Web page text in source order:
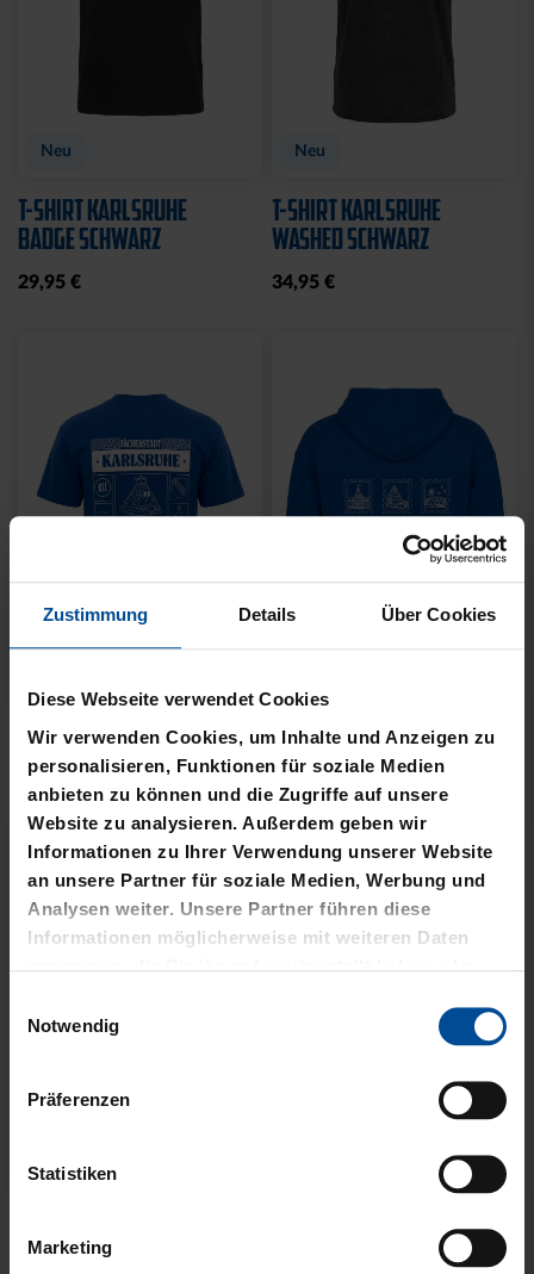
Zustimmung Details Über Cookies
Diese Webseite verwendet Cookies
Wir verwenden Cookies, um Inhalte und Anzeigen zu
personalisieren, Funktionen für soziale Medien
anbieten zu können und die Zugriffe auf unsere
Website zu analysieren. Außerdem geben wir
Informationen zu Ihrer Verwendung unserer Website
an unsere Partner für soziale Medien, Werbung und
Analysen weiter. Unsere Partner führen diese
Informationen möglicherweise mit weiteren Daten
gesammelt haben.
Notwendig
Präferenzen
Statistiken
Marketing
Neu
T-SHIRT KARLSRUHE
BADGE SCHWARZ
29,95 €
Neu
T-SHIRT KARLSRUHE
WASHED SCHWARZ
34,95 €
T-SHIRT STADTMOMENTE
29,95 €
HOODIE STADTMOMENTE
59,95 €
Neu
GRAU KIDS
SWEATER KARLSRUHE